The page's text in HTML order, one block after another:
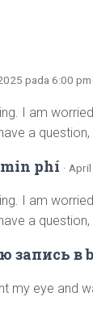
pada 6:00 pm
I am
a
phí ·
I am
a
запись в
my eye and